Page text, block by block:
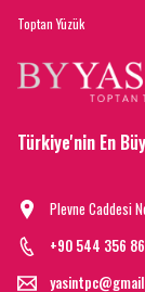
Toptan Yüzük
Türkiye'nin En
Plevne Caddesi
+90 544 356